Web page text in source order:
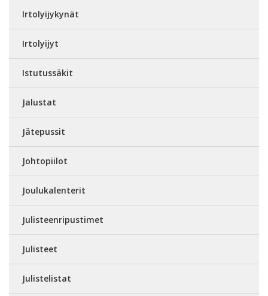
Irtolyijykynät
Irtolyijyt
Istutussäkit
Jalustat
Jätepussit
Johtopiilot
Joulukalenterit
Julisteenripustimet
Julisteet
Julistelistat